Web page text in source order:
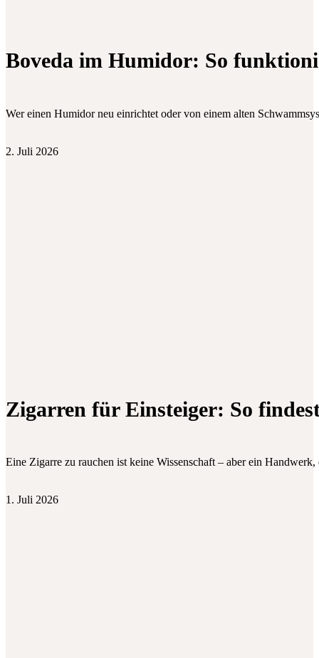
Boveda im Humidor: So
Wer einen Humidor neu einrichtet oder von einem alten
2. Juli 2026
Zigarren für Einsteiger: So
Eine Zigarre zu rauchen ist keine Wissenschaft – aber ein
1. Juli 2026